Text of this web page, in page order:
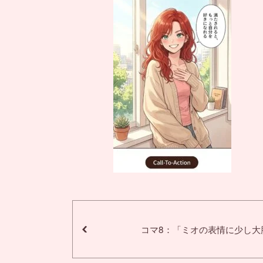
コマ8：「ミオの表情に少し大